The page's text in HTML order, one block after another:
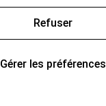
Refuser
Gérer les préférences